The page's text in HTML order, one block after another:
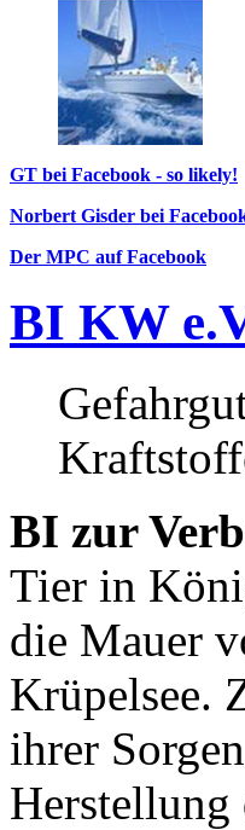
GT bei Facebook - so likely!
Norbert Gisder bei
Der MPC auf Facebook
BI KW
BI zur
Tier in
die Mauer
Krüpelsee.
ihrer